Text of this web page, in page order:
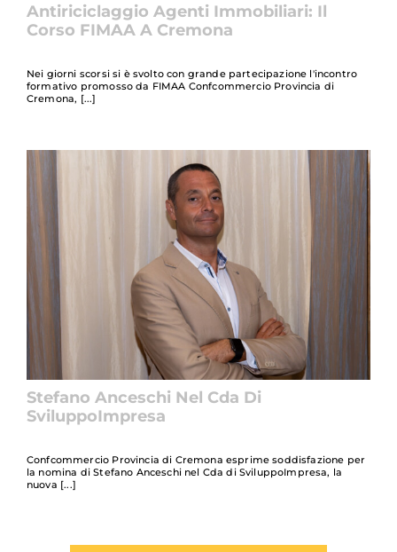
Antiriciclaggio Agenti Immobiliari: Il
Corso FIMAA A Cremona
Nei giorni scorsi si è svolto con grande partecipazione l'incontro
formativo promosso da FIMAA Confcommercio Provincia di
Cremona,
Stefano Anceschi Nel Cda Di
SviluppoImpresa
Confcommercio Provincia di Cremona esprime soddisfazione per
la nomina di Stefano Anceschi nel Cda di SviluppoImpresa, la
nuova